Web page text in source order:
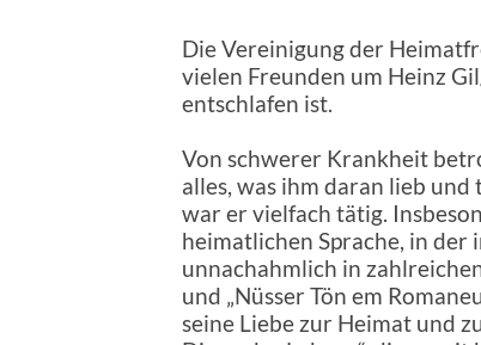
Die Vereinigung der
vielen Freunden um Heinz
entschlafen ist.
Von schwerer Krankheit
alles, was ihm daran lieb
war er vielfach tätig.
heimatlichen Sprache, in der
unnachahmlich in
und „Nüsser Tön em
seine Liebe zur Heimat und